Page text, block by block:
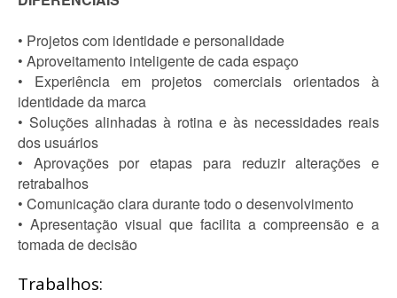
• Projetos com identidade e personalidade
• Aproveitamento inteligente de cada espaço
• Experiência em projetos comerciais orientados à
identidade da marca
• Soluções alinhadas à rotina e às necessidades reais
dos usuários
• Aprovações por etapas para reduzir alterações e
retrabalhos
• Comunicação clara durante todo o desenvolvimento
• Apresentação visual que facilita a compreensão e a
tomada de decisão
Trabalhos: